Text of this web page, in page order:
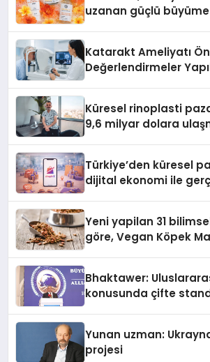
uzanan güçlü
Katarakt Ameliyatı
Değerlendirmeler
Küresel rinoplasti
9,6 milyar dolara
Türkiye’den küresel
dijital ekonomi ile
Yeni yapilan 31
göre, Vegan Köpek
Bhaktawer:
konusunda çifte
Yunan uzman:
projesi